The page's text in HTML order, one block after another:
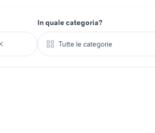
In quale categoria?
Tutte le categorie